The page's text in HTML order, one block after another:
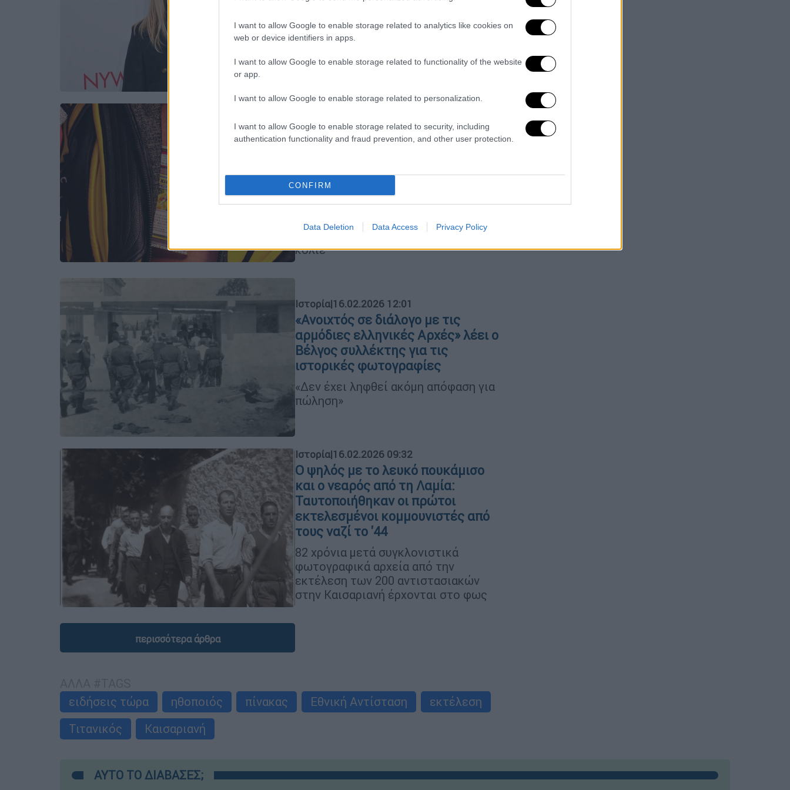
I want to allow Google to enable storage related to analytics like cookies on
web or device identifiers in apps.
I want to allow Google to enable storage related to functionality of the website
or app.
I want to allow Google to enable storage related to personalization.
I want to allow Google to enable storage related to security, including
authentication functionality and fraud prevention, and other user protection.
CONFIRM
Data Deletion Data Access Privacy Policy
Versace, Dior και αντικείμενα από τη
τιμές
Ρεκόρ Γκίνες σε δημοπρασία:
Συλλεκτική κάρτα Pokemon
δολάρια - Πώς απέκτησε την...
υπεραξία
Η κάρτα, που πρότινος άνηκε στον
Λόγκαν Πολ, πωλήθηκε μέσα σε
ειδικά κατασκευασμένο διαμαντένιο
κολιέ
Ιστορία|16.02.2026 12:01
«Ανοιχτός σε διάλογο με τις
αρμόδιες ελληνικές Αρχές» λέει ο
Βέλγος συλλέκτης για τις
ιστορικές φωτογραφίες
«Δεν έχει ληφθεί ακόμη απόφαση για
πώληση»
Ιστορία|16.02.2026 09:32
Ο ψηλός με το λευκό πουκάμισο
και ο νεαρός από τη Λαμία:
Ταυτοποιήθηκαν οι πρώτοι
εκτελεσμένοι κομμουνιστές από
τους ναζί το '44
82 χρόνια μετά συγκλονιστικά
φωτογραφικά αρχεία από την
εκτέλεση των 200 αντιστασιακών
στην Καισαριανή έρχονται στο φως
περισσότερα άρθρα
ειδήσεις τώρα
ηθοποιός πίνακας Εθνική Αντίσταση
εκτέλεση
Τιτανικός
Καισαριανή
ΑΥΤΟ ΤΟ ΔΙΑΒΑΣΕΣ;